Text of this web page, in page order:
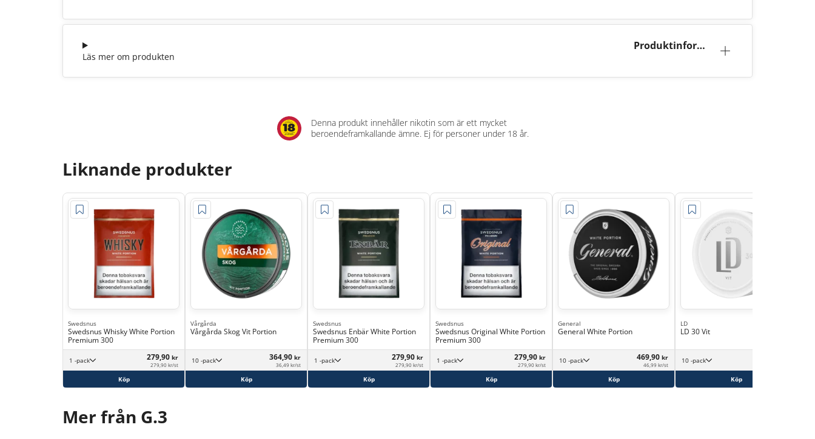
Produktinforma
Läs mer om produkten
Denna produkt innehåller nikotin som är ett mycket
beroendeframkallande ämne. Ej för personer under 18 år.
Liknande produkter
Swedsnus
Swedsnus Whisky White Portion
Premium 300
1 -pack 279,90 kr
279,90 kr/st
Köp
Vårgårda
Vårgårda Skog Vit Portion
10 -pack 364,90 kr
36,49 kr/st
Köp
Swedsnus
Swedsnus Enbär White Portion
Premium 300
1 -pack 279,90 kr
279,90 kr/st
Köp
Swedsnus
Swedsnus Original White Portion
Premium 300
1 -pack 279,90 kr
279,90 kr/st
Köp
General
General White Portion
10 -pack 469,90 kr
46,99 kr/st
Köp
LD
LD 30 Vit
10 -pack
Köp
Mer från G.3